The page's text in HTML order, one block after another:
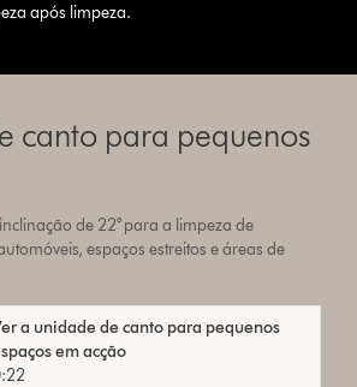
após limpeza.
canto para pequenos
de 22° para a limpeza de
espaços estreitos e áreas de
a unidade de canto para pequenos
em acção